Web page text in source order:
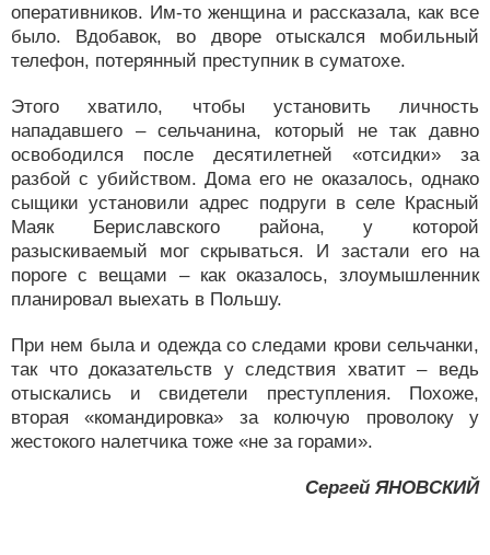
оперативников. Им-то женщина и рассказала, как все
было. Вдобавок, во дворе отыскался мобильный
телефон, потерянный преступник в суматохе.
Этого хватило, чтобы установить личность
нападавшего – сельчанина, который не так давно
освободился после десятилетней «отсидки» за
разбой с убийством. Дома его не оказалось, однако
сыщики установили адрес подруги в селе Красный
Маяк Бериславского района, у которой
разыскиваемый мог скрываться. И застали его на
пороге с вещами – как оказалось, злоумышленник
планировал выехать в Польшу.
При нем была и одежда со следами крови сельчанки,
так что доказательств у следствия хватит – ведь
отыскались и свидетели преступления. Похоже,
вторая «командировка» за колючую проволоку у
жестокого налетчика тоже «не за горами».
Сергей ЯНОВСКИЙ